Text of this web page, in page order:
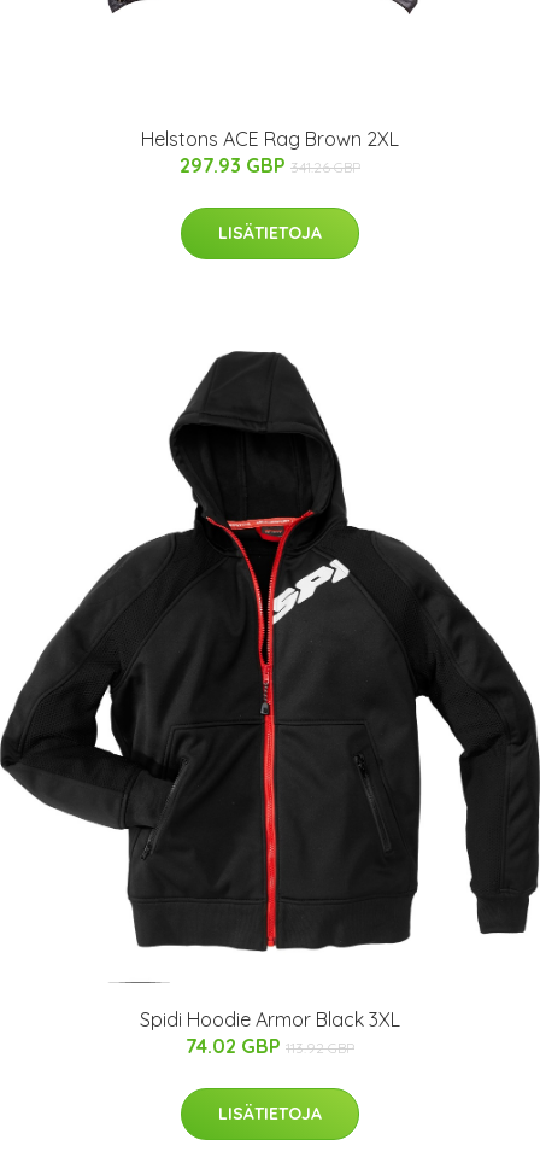
Helstons ACE Rag Brown 2XL
297.93 GBP 341.26 GBP
LISÄTIETOJA
Spidi Hoodie Armor Black 3XL
74.02 GBP 113.92 GBP
LISÄTIETOJA